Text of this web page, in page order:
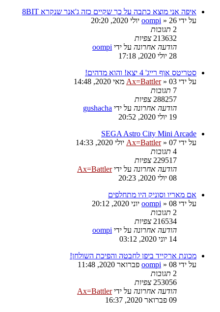
איפה אני מוצא כתבה על כך שקיים כזה ג'אנר שנקרא 8BIT
על ידי
oompi » 26 יולי 2020, 20:20
2 תגובות
213632 צפיות
הודעה אחרונה על ידי oompi
28 יולי 2020, 17:18
סטריטס אוף רייג' 4 יצא! והוא מדהים!
על ידי
Ax=Battler» 03 מאי 2020, 14:48
7 תגובות
288257 צפיות
הודעה אחרונה על ידי gushacha
19 יולי 2020, 20:52
SEGA Astro City Mini Arcade
על ידי
Ax=Battler» 07 יולי 2020, 14:33
4 תגובות
229517 צפיות
הודעה אחרונה על ידיAx=Battler
08 יולי 2020, 20:23
אם מאריו וסוניק היו מתחלפים
על ידי
oompi » 08 יוני 2020, 20:12
2 תגובות
216534 צפיות
הודעה אחרונה על ידי oompi
14 יוני 2020, 03:12
מכונת ארקייד ביפן לחבטה והפיכת השולחן!
על ידי
oompi » 08 פברואר 2020, 11:48
2 תגובות
253056 צפיות
הודעה אחרונה על ידיAx=Battler
09 פברואר 2020, 16:37